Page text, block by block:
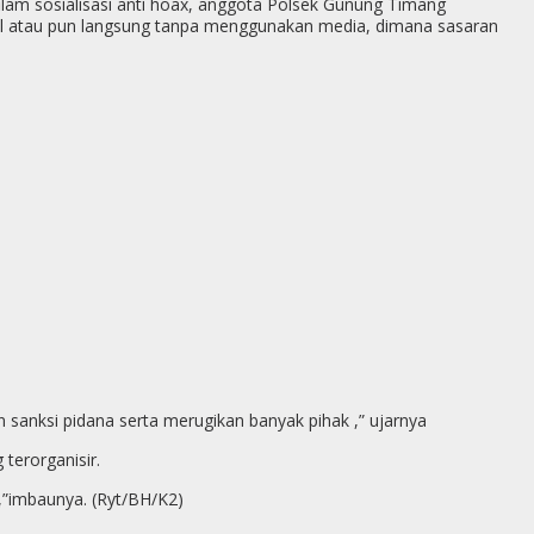
pun langsung tanpa menggunakan media, dimana sasaran
pidana serta merugikan banyak pihak ,” ujarnya
terorganisir.
(Ryt/BH/K2)
g